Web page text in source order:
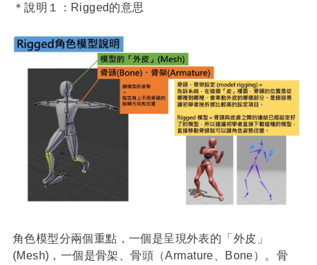
＊說明１：Rigged的意思
角色模型分兩個重點，一個是呈現外表的「外皮」
(Mesh)，一個是骨架、骨頭（Armature、Bone）。骨